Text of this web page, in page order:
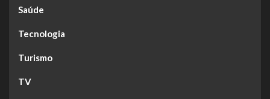
Saúde
Tecnologia
Turismo
TV